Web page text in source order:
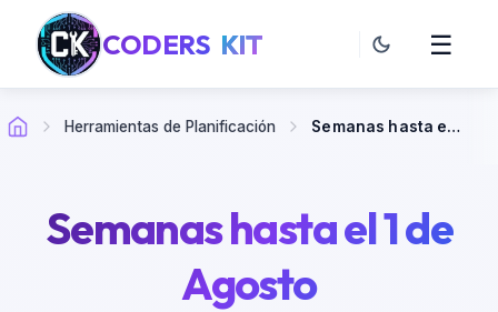
CODERS KIT ☰
Herramientas de Planificación Semanas hasta el 1 de Agosto
Semanas hasta el 1 de
Agosto